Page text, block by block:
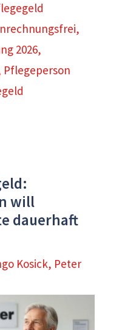
,
2026,
Pflegeperson
will
dauerhaft
Kosick, Peter